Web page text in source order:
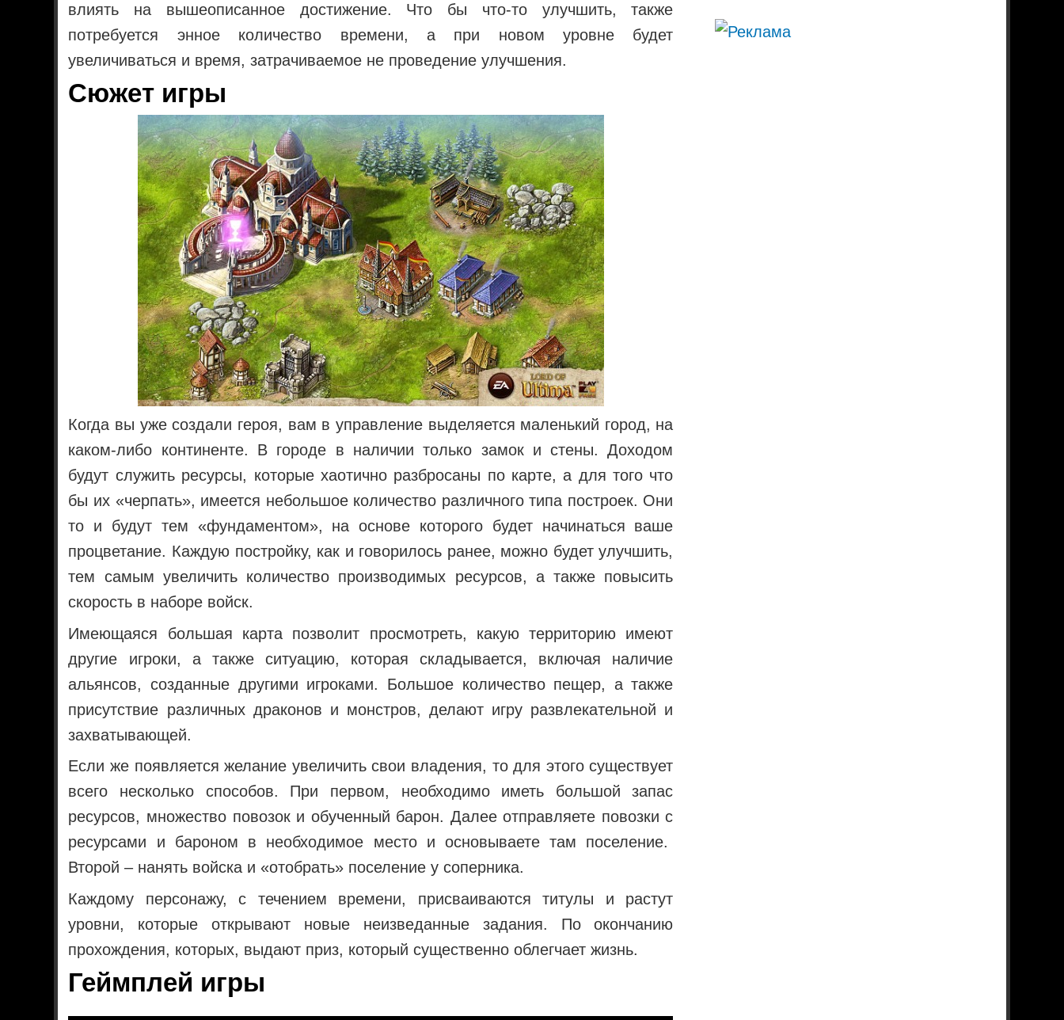
влиять на вышеописанное достижение. Что бы что-то улучшить, также
потребуется энное количество времени, а при новом уровне будет
увеличиваться и время, затрачиваемое не проведение улучшения.
Сюжет игры
Когда вы уже создали героя, вам в управление выделяется маленький город, на
каком-либо континенте. В городе в наличии только замок и стены. Доходом
будут служить ресурсы, которые хаотично разбросаны по карте, а для того что
бы их «черпать», имеется небольшое количество различного типа построек. Они
то и будут тем «фундаментом», на основе которого будет начинаться ваше
процветание. Каждую постройку, как и говорилось ранее, можно будет улучшить,
тем самым увеличить количество производимых ресурсов, а также повысить
скорость в наборе войск.
Имеющаяся большая карта позволит просмотреть, какую территорию имеют
другие игроки, а также ситуацию, которая складывается, включая наличие
альянсов, созданные другими игроками. Большое количество пещер, а также
присутствие различных драконов и монстров, делают игру развлекательной и
захватывающей.
Если же появляется желание увеличить свои владения, то для этого существует
всего несколько способов. При первом, необходимо иметь большой запас
ресурсов, множество повозок и обученный барон. Далее отправляете повозки с
ресурсами и бароном в необходимое место и основываете там поселение.
Второй – нанять войска и «отобрать» поселение у соперника.
Каждому персонажу, с течением времени, присваиваются титулы и растут
уровни, которые открывают новые неизведанные задания. По окончанию
прохождения, которых, выдают приз, который существенно облегчает жизнь.
Геймплей игры